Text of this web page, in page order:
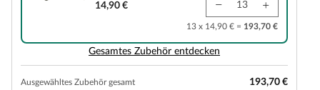
14,90 €
13 x 14,90 € = 193,70 €
Gesamtes Zubehör entdecken
Ausgewähltes Zubehör gesamt 193,70 €